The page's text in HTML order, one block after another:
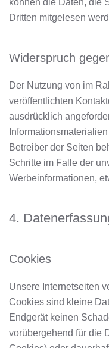
können die Daten, die
Dritten mitgelesen
Widerspruch
Der Nutzung von im
veröffentlichten
ausdrücklich
Betreiber der Seiten
Schritte im Falle der
Werbeinformationen,
4.
Cookies
Unsere Internetseiten
Cookies sind kleine
Endgerät keinen
vorübergehend für die